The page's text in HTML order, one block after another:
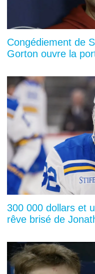
Congédiement de
Gorton ouvre la
300 000 dollars et
rêve brisé de